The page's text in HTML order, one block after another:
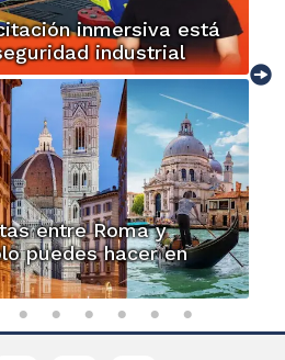
inmersiva está
industrial
entre Roma y
puedes hacer en